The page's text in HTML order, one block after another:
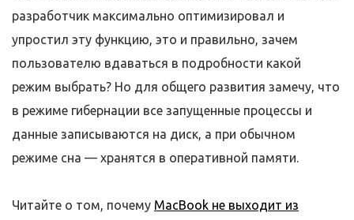
разработчик максимально оптимизировал и
упростил эту функцию, это и правильно, зачем
пользователю вдаваться в подробности какой
режим выбрать? Но для общего развития замечу, что
в режиме гибернации все запущенные процессы и
данные записываются на диск, а при обычном
режиме сна — хранятся в оперативной памяти.
Читайте о том, почему MacBook не выходит из